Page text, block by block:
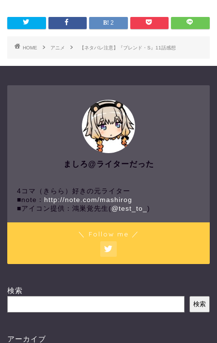
2
HOME アニメ 【ネタバレ注意】『ブレンド・S』11話感想
ましろ@ライターだった
4コマ（きらら）好きの元ライター
■note： http://note.com/mashirog
■アイコン提供：鴻巣覚先生( @test_to_ )
＼ Follow me ／
検索
検索
アーカイブ